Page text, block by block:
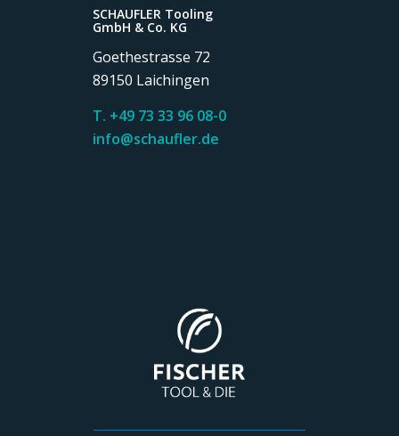
SCHAUFLER Tooling
GmbH & Co. KG
Goethestrasse 72
89150 Laichingen
T. +49 73 33 96 08-0
info@schaufler.de